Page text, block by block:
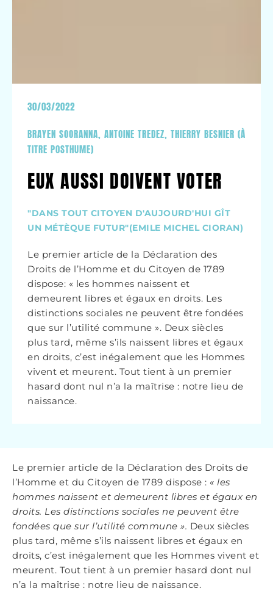
30/03/2022
BRAYEN SOORANNA, ANTOINE TREDEZ, THIERRY BESNIER (À
TITRE POSTHUME)
EUX AUSSI DOIVENT VOTER
"DANS TOUT CITOYEN D'AUJOURD'HUI GÎT
UN MÉTÈQUE FUTUR"(EMILE MICHEL CIORAN)
Le premier article de la Déclaration des
Droits de l’Homme et du Citoyen de 1789
dispose: « les hommes naissent et
demeurent libres et égaux en droits. Les
distinctions sociales ne peuvent être fondées
que sur l’utilité commune ». Deux siècles
plus tard, même s’ils naissent libres et égaux
en droits, c’est inégalement que les Hommes
vivent et meurent. Tout tient à un premier
hasard dont nul n’a la maîtrise : notre lieu de
naissance.
Le premier article de la Déclaration des Droits de
l’Homme et du Citoyen de 1789 dispose : « les
hommes naissent et demeurent libres et égaux en
droits. Les distinctions sociales ne peuvent être
fondées que sur l’utilité commune ». Deux siècles
plus tard, même s’ils naissent libres et égaux en
droits, c’est inégalement que les Hommes vivent et
meurent. Tout tient à un premier hasard dont nul
n’a la maîtrise : notre lieu de naissance.